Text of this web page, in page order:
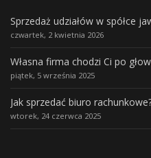
czwartek, 2 kwietnia 2026
piątek, 5 września 2025
Jak sprzedać biuro
wtorek, 24 czerwca 2025